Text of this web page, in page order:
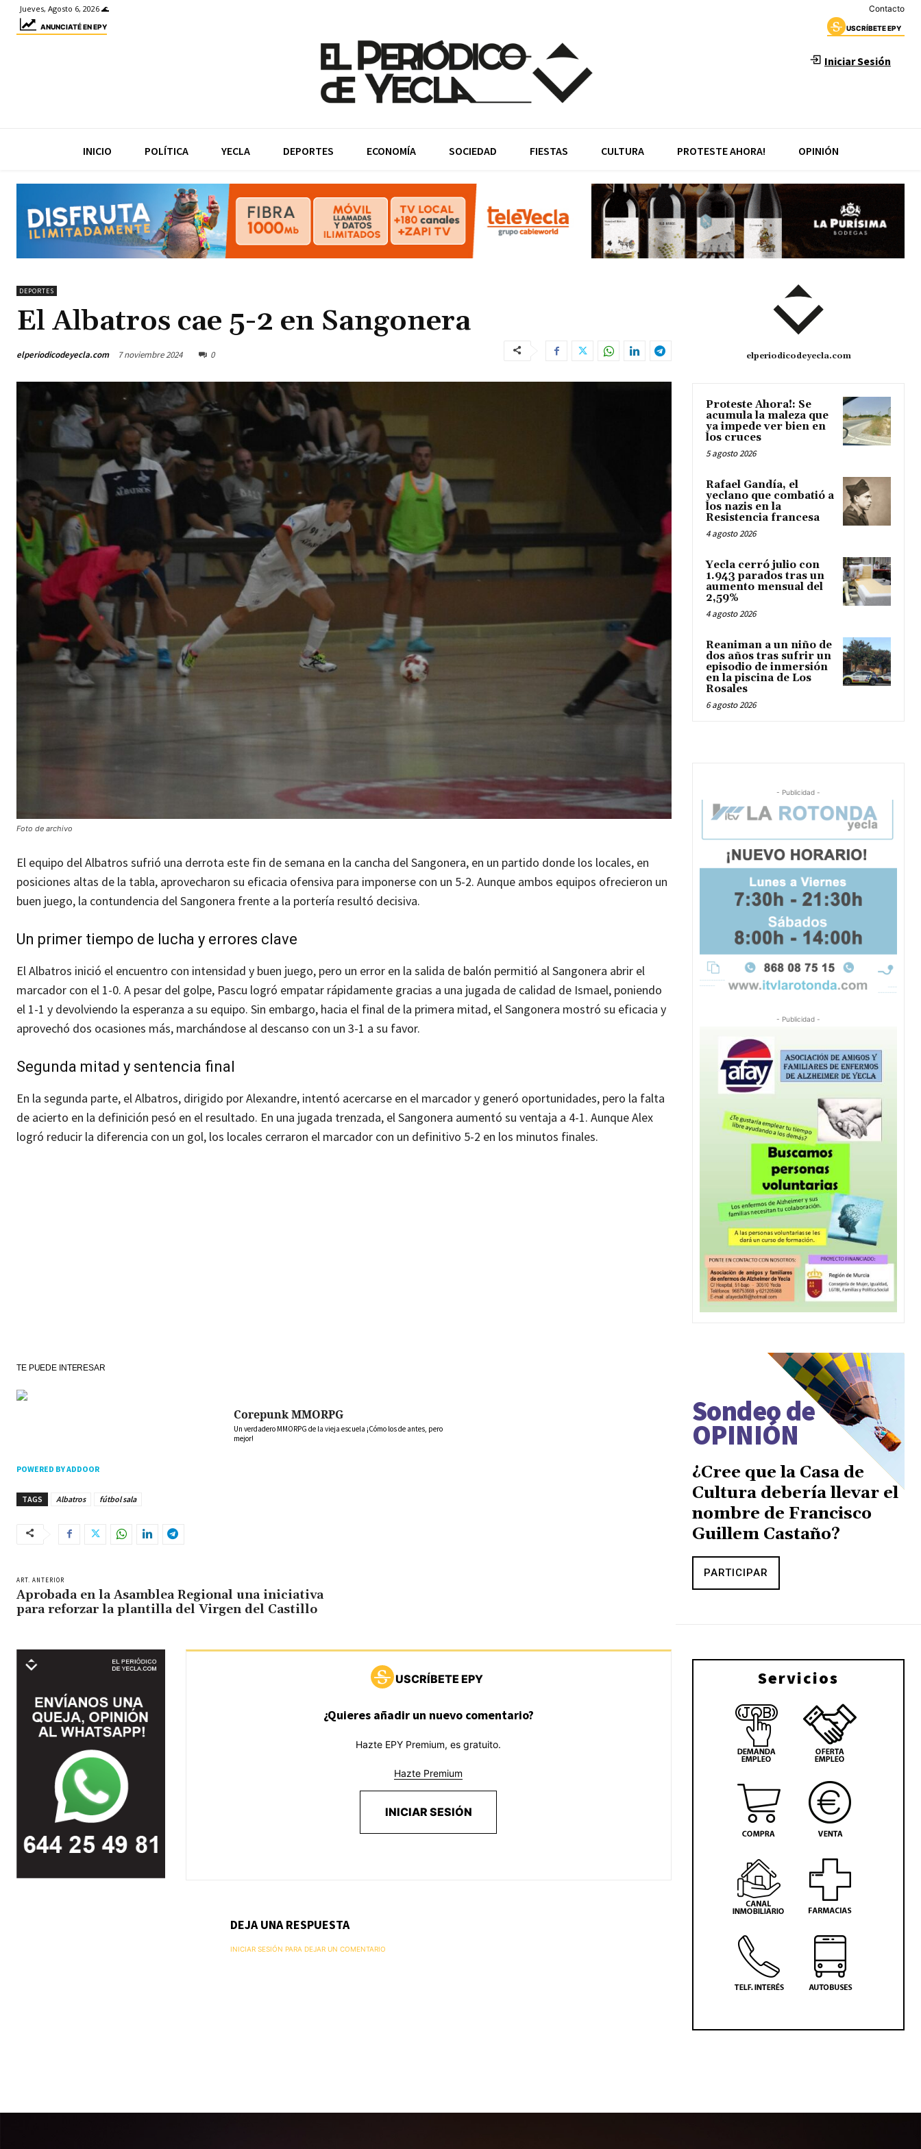
Jueves, Agosto 6, 2026 🌊 Contacto
ANUNCIATÉ EN EPY USCRÍBETE EPY
Iniciar Sesión
INICIO POLÍTICA YECLA DEPORTES ECONOMÍA SOCIEDAD FIESTAS CULTURA PROTESTE AHORA! OPINIÓN
DEPORTES
El Albatros cae 5-2 en Sangonera
elperiodicodeyecla.com 7 noviembre 2024 0
Foto de archivo
El equipo del Albatros sufrió una derrota este fin de semana en la cancha del Sangonera, en un partido donde los locales, en
posiciones altas de la tabla, aprovecharon su eficacia ofensiva para imponerse con un 5-2. Aunque ambos equipos ofrecieron un
buen juego, la contundencia del Sangonera frente a la portería resultó decisiva.
Un primer tiempo de lucha y errores clave
El Albatros inició el encuentro con intensidad y buen juego, pero un error en la salida de balón permitió al Sangonera abrir el
marcador con el 1-0. A pesar del golpe, Pascu logró empatar rápidamente gracias a una jugada de calidad de Ismael, poniendo
el 1-1 y devolviendo la esperanza a su equipo. Sin embargo, hacia el final de la primera mitad, el Sangonera mostró su eficacia y
aprovechó dos ocasiones más, marchándose al descanso con un 3-1 a su favor.
Segunda mitad y sentencia final
En la segunda parte, el Albatros, dirigido por Alexandre, intentó acercarse en el marcador y generó oportunidades, pero la falta
de acierto en la definición pesó en el resultado. En una jugada trenzada, el Sangonera aumentó su ventaja a 4-1. Aunque Alex
logró reducir la diferencia con un gol, los locales cerraron el marcador con un definitivo 5-2 en los minutos finales.
TE PUEDE INTERESAR
Corepunk MMORPG
Un verdadero MMORPG de la vieja escuela ¡Cómo los de antes, pero
mejor!
POWERED BY ADDOOR
TAGS Albatros fútbol sala
ART. ANTERIOR
Aprobada en la Asamblea Regional una iniciativa
para reforzar la plantilla del Virgen del Castillo
USCRÍBETE EPY
¿Quieres añadir un nuevo comentario?
Hazte EPY Premium, es gratuito.
Hazte Premium
INICIAR SESIÓN
DEJA UNA RESPUESTA
INICIAR SESIÓN PARA DEJAR UN COMENTARIO
elperiodicodeyecla.com
Proteste Ahora!: Se
acumula la maleza que
ya impede ver bien en
los cruces
5 agosto 2026
Rafael Gandía, el
yeclano que combatió a
los nazis en la
Resistencia francesa
4 agosto 2026
Yecla cerró julio con
1.943 parados tras un
aumento mensual del
2,59%
4 agosto 2026
Reaniman a un niño de
dos años tras sufrir un
episodio de inmersión
en la piscina de Los
Rosales
6 agosto 2026
- Publicidad -
- Publicidad -
Sondeo de
OPINIÓN
¿Cree que la Casa de
Cultura debería llevar el
nombre de Francisco
Guillem Castaño?
PARTICIPAR
Servicios